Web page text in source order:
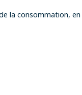
la consommation,